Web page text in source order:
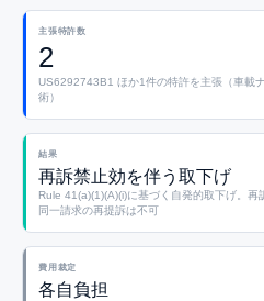
主張特許数
2
US6292743B1 ほか1件の特許を主張（車載
術）
結果
再訴禁止効を伴う取下げ
Rule 41(a)(1)(A)(i)に基づく自発的取下げ。
同一請求の再提訴は不可
費用裁定
各自負担